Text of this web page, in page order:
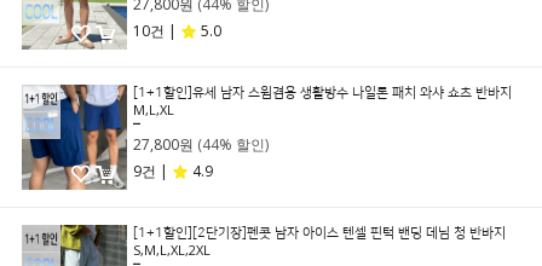
27,800원 (44% 할인)
10건 |
5.0
[1+1할인]유세 남자 스윔겸용 생활방수 나일론 패치 와샤 쇼츠 반바지
M,L,XL
27,800원 (44% 할인)
9건 |
4.9
[1+1할인][2단기장]펜콧 남자 아이스 텐셀 핀턱 밴딩 데님 청 반바지
S,M,L,XL,2XL